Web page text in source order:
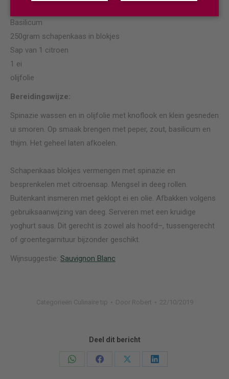
Basilicum
250gram schapenkaas in blokjes
Sap van 1 citroen
1 ei
olijfolie
Bereidingswijze:
Spinazie wassen en in olijfolie met knoflook en klein gesneden
ui smoren. Op smaak brengen met peper, zout, basilicum en
thijm. Het geheel laten afkoelen.
Schapenkaas blokjes vermengen met spinazie en
besprenkelen met citroensap. Mengsel in deeg rollen.
Buitenkant insmeren met geklopt ei en olie. Afbakken volgens
gebruiksaanwijzing van deeg. Serveren met een kruidige
yoghurt saus. Dit gerecht is zowel als hoofd–, tussengerecht
of groentegarnituur bijzonder geschikt.
Wijnsuggestie: Sauvignon Blanc
Categorieën Culinaire tip Door Robert 22/10/2019
Deel dit bericht
Deel
Deel
Deel
Deel